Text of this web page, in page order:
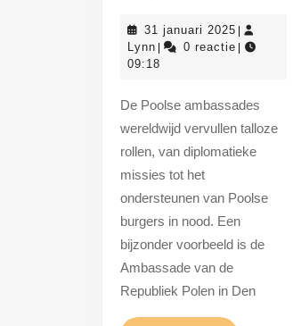
rol
poolse
ambassade
in
den
haag
31 januari 2025 31
januari
Lynn Lynn 0 reactie
09:18
De Poolse ambassades
wereldwijd vervullen talloze
rollen, van diplomatieke
missies tot het
ondersteunen van Poolse
burgers in nood. Een
bijzonder voorbeeld is de
Ambassade van de
Republiek Polen in Den